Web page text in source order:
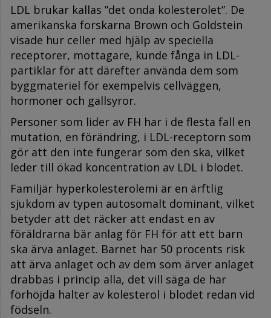
LDL brukar kallas ”det onda kolesterolet”. De
amerikanska forskarna Brown och Goldstein
visade hur celler med hjälp av speciella
receptorer, mottagare, kunde fånga in LDL-
partiklar för att därefter använda dem som
byggmateriel för exempelvis cellväggen,
hormoner och gallsyror.
Personer som lider av FH har i de flesta fall en
mutation, en förändring, i LDL-receptorn som
gör att den inte fungerar som den ska, vilket
leder till ökad koncentration av LDL i blodet.
Familjär hyperkolesterolemi är en ärftlig
sjukdom av typen autosomalt dominant, vilket
betyder att det räcker att endast en av
föräldrarna bär anlag för FH för att ett barn
ska ärva anlaget. Barnet har 50 procents risk
att ärva anlaget och av dem som ärver anlaget
drabbas i princip alla, det vill säga de har
förhöjda halter av kolesterol i blodet redan vid
födseln.